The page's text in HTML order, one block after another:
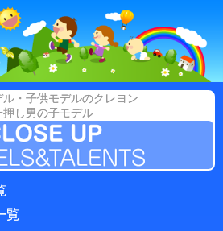
ル・子供モデルのクレヨン
押し男の子モデル
覧